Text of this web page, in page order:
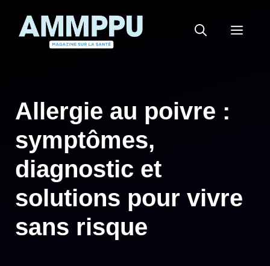
Allergie au poivre :
symptômes,
diagnostic et
solutions pour vivre
sans risque